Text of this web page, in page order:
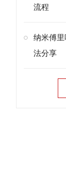
流程
纳米傅
法分享